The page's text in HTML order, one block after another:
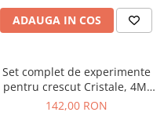
ADAUGA IN COS
Set complet de experimente
pentru crescut Cristale, 4M,
+10 ani
142,00 RON